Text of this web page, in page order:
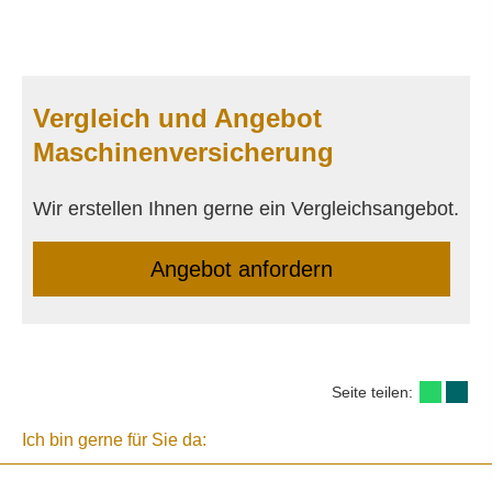
Vergleich und Angebot
Maschinenversicherung
Wir erstellen Ihnen gerne ein Vergleichsangebot.
An­ge­bot an­for­dern
Seite teilen:
Ich bin gerne für Sie da: